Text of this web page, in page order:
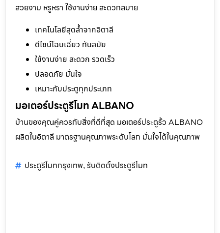
สวยงาม หรูหรา ใช้งานง่าย สะดวกสบาย
เทคโนโลยีสุดล้ำจากอิตาลี
ดีไซน์โฉบเฉี่ยว ทันสมัย
ใช้งานง่าย สะดวก รวดเร็ว
ปลอดภัย มั่นใจ
เหมาะกับประตูทุกประเภท
มอเตอร์ประตูรีโมท ALBANO
บ้านของคุณคู่ควรกับสิ่งที่ดีที่สุด มอเตอร์ประตูรั้ว ALBANO
ผลิตในอิตาลี มาตรฐานคุณภาพระดับโลก มั่นใจได้ในคุณภาพ
ประตูรีโมทกรุงเทพ, รับติดตั้งประตูรีโมท